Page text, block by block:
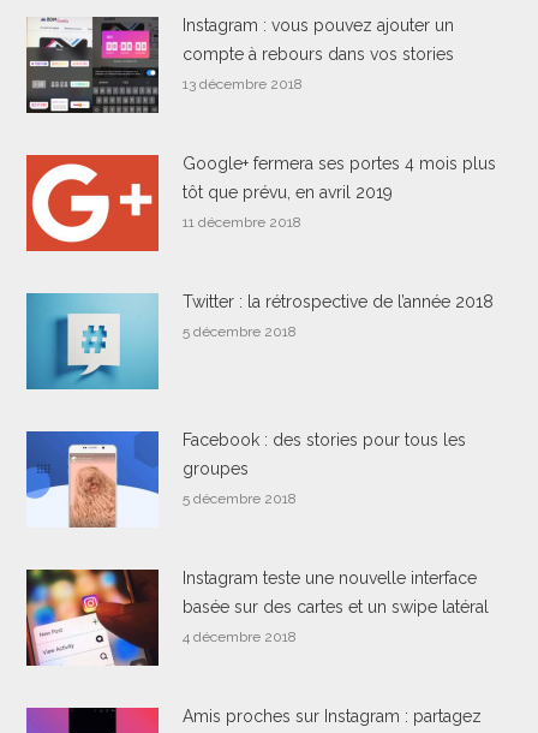
Instagram : vous pouvez ajouter un
compte à rebours dans vos stories
13 décembre 2018
Google+ fermera ses portes 4 mois plus
tôt que prévu, en avril 2019
11 décembre 2018
Twitter : la rétrospective de l’année 2018
5 décembre 2018
Facebook : des stories pour tous les
groupes
5 décembre 2018
Instagram teste une nouvelle interface
basée sur des cartes et un swipe latéral
4 décembre 2018
Amis proches sur Instagram : partagez